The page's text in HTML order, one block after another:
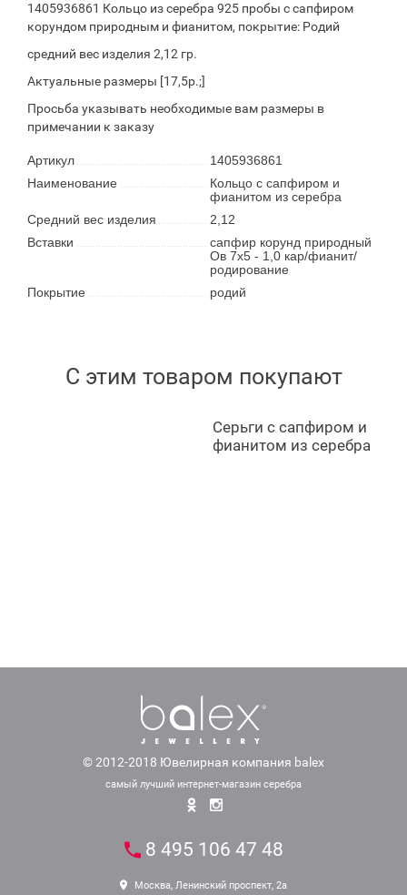
1405936861 Кольцо из серебра 925 пробы с сапфиром
корундом природным и фианитом, покрытие: Родий
средний вес изделия 2,12 гр.
Актуальные размеры [17,5р.;]
Просьба указывать необходимые вам размеры в
примечании к заказу
Артикул
1405936861
Наименование
Кольцо с сапфиром и
фианитом из серебра
Средний вес изделия
2,12
Вставки
сапфир корунд природный
Ов 7х5 - 1,0 кар/фианит/
родирование
Покрытие
родий
С этим товаром покупают
Серьги с сапфиром и
фианитом из серебра
© 2012-2018 Ювелирная компания balex
самый лучший интернет-магазин серебра
8 495 106 47 48
Москва, Ленинский проспект, 2а